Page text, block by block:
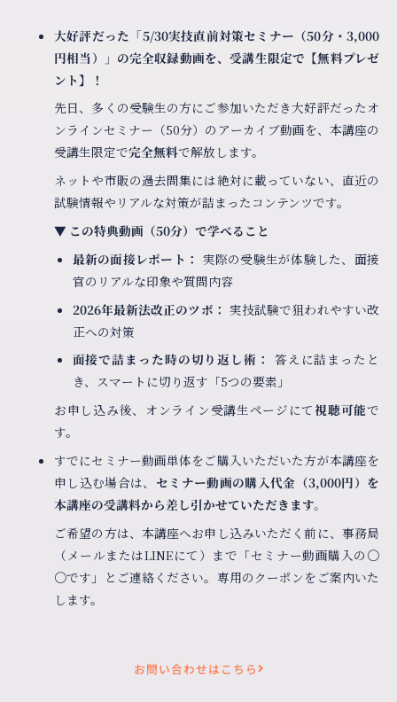
大好評だった「5/30実技直前対策セミナー（50分・3,000
円相当）」の完全収録動画を、受講生限定で【無料プレゼ
ント】！
先日、多くの受験生の方にご参加いただき大好評だったオ
ンラインセミナー（50分）のアーカイブ動画を、本講座の
受講生限定で完全無料で解放します。
ネットや市販の過去問集には絶対に載っていない、直近の
試験情報やリアルな対策が詰まったコンテンツです。
▼ この特典動画（50分）で学べること
最新の面接レポート： 実際の受験生が体験した、面接
官のリアルな印象や質問内容
2026年最新法改正のツボ： 実技試験で狙われやすい改
正への対策
面接で詰まった時の切り返し術： 答えに詰まったと
き、スマートに切り返す「5つの要素」
お申し込み後、オンライン受講生ページにて視聴可能で
す。
すでにセミナー動画単体をご購入いただいた方が本講座を
申し込む場合は、 セミナー動画の購入代金（3,000円）を
本講座の受講料から差し引かせていただきます。
ご希望の方は、本講座へお申し込みいただく前に、事務局
（メールまたはLINEにて）まで「セミナー動画購入の〇
〇です」とご連絡ください。専用のクーポンをご案内いた
します。
お問い合わせはこちら